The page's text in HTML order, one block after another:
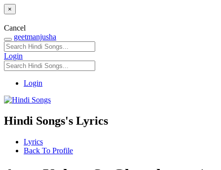
×
Cancel
geetmanjusha
Login
Login
Hindi Songs's Lyrics
Lyrics
Back To Profile